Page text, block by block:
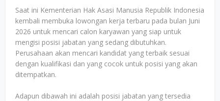
Saat ini Kementerian Hak Asasi Manusia Republik Indonesia
kembali membuka lowongan kerja terbaru pada bulan Juni
2026 untuk mencari calon karyawan yang siap untuk
mengisi posisi jabatan yang sedang dibutuhkan.
Perusahaan akan mencari kandidat yang terbaik sesuai
dengan kualifikasi dan yang cocok untuk posisi yang akan
ditempatkan.
Adapun dibawah ini adalah posisi jabatan yang tersedia